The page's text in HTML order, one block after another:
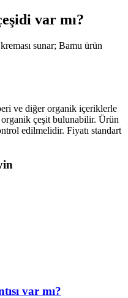
var mı?
sunar; Bamu ürün
ve diğer organik içeriklerle
çeşit bulunabilir. Ürün
edilmelidir. Fiyatı standart
var mı?